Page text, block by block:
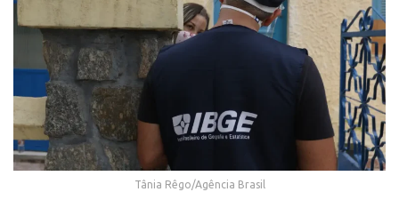
Tânia Rêgo/Agência Brasil